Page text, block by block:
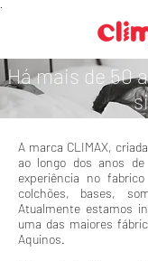
Há mais de 50
A marca CLIMAX,
ao longo dos anos
experiência no
colchões, bases,
Atualmente estamos
uma das maiores
Aquinos.